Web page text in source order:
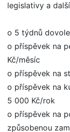
legislativy a
o 5 týdnů
o příspěvek na
Kč/měsíc
o příspěvek na
o příspěvek na
5 000 Kč/rok
o příspěvek na
způsobenou